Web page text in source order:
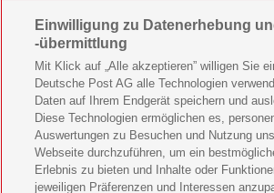
Wohnen & Garten Geschenkabo
Mein schönes Land Geschenkabo
Bild der Frau Geschenkabo verschenken
11 Freunde Geschenkabo verschenken
LEGO Ninjago Magazin Geschenkabo
Einwilligung zu Datenerhebung
-übermittlung
Mit Klick auf „Alle akzeptieren” willigen Sie
Deutsche Post AG alle Technologien
Daten auf Ihrem Endgerät speichern und
Diese Technologien ermöglichen es,
Auswertungen zu Besuchen und Nutzung
Webseite durchzuführen, um ein
Erlebnis zu bieten und Inhalte oder
jeweiligen Präferenzen und Interessen